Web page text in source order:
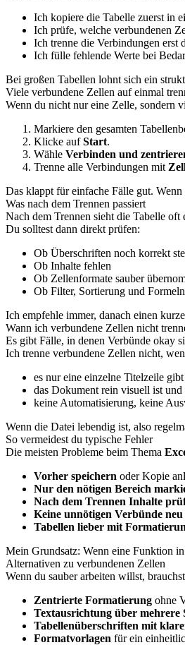
Ich kopiere die Tabelle zuerst in
Ich prüfe, welche verbundenen
Ich trenne die Verbindungen erst
Ich fülle fehlende Werte bei
Bei großen Tabellen lohnt sich ein
Viele verbundene Zellen auf einmal
Wenn du nicht nur eine Zelle, sondern
Markiere den gesamten
Klicke aufStart.
Wähle Verbinden und
Trenne alle Verbindungen mit
Das klappt für einfache Fälle gut.
Was nach dem Trennen passiert
Nach dem Trennen sieht die Tabelle
Du solltest dann direkt prüfen:
Ob Überschriften noch korrekt
Ob Inhalte fehlen
Ob Zellenformate sauber
Ob Filter, Sortierung und
Ich empfehle immer, danach einen
Wann ich verbundene Zellen nicht
Es gibt Fälle, in denen Verbünde okay
Ich trenne verbundene Zellen nicht,
es nur eine einzelne Titelzeile
das Dokument rein visuell ist
keine Automatisierung, keine
Wenn die Datei lebendig ist, also
So vermeidest du typische Fehler
Die meisten Probleme beim Thema
Vorher speichern oder Kopie
Nur den nötigen Bereich
Nach dem Trennen Inhalte
Keine unnötigen Verbünde neu
Tabellen lieber mit
Mein Grundsatz: Wenn eine Funktion
Alternativen zu verbundenen Zellen
Wenn du sauber arbeiten willst,
Zentrierte Formatierung ohne
Textausrichtung über mehrere
Tabellenüberschriften mit
Formatvorlagen für ein